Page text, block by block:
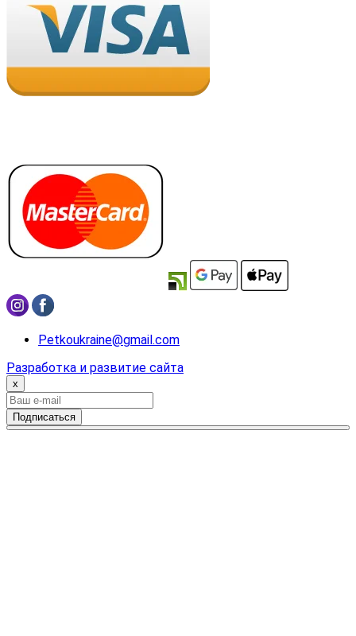
Petkoukraine@gmail.com
Разработка и развитие сайта
x